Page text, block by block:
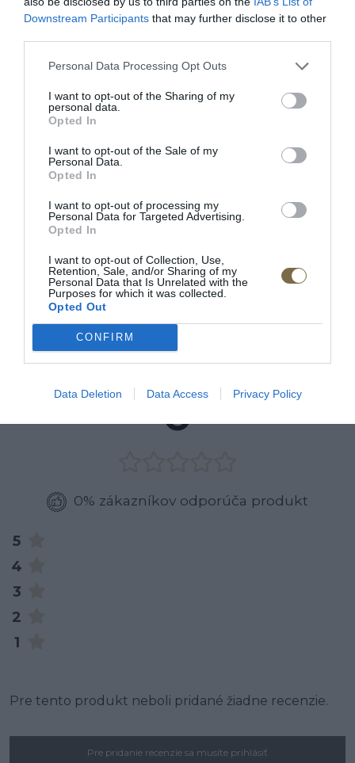
Downstream Participants that may further disclose it to other
Personal Data Processing Opt Outs
I want to opt-out of the Sharing of my
personal data.
Opted In
I want to opt-out of the Sale of my
Personal Data.
Opted In
I want to opt-out of processing my
Personal Data for Targeted Advertising.
Opted In
I want to opt-out of Collection, Use,
Retention, Sale, and/or Sharing of my
Personal Data that Is Unrelated with the
Purposes for which it was collected.
Opted Out
CONFIRM
Data Deletion Data Access Privacy Policy
Be comfy v koži
Látková rohová sedačka
POPIS PRODUKTU
Šírka: 51 cm
Výška: 82 cm
Doba dodania: 4-5 týždňov
Materiál:masívne drevo/ dyhovaná vrchná doska
Výrobca: MEBIN
RECENZIE
0
0% zákazníkov odporúča produkt
5
4
3
2
1
Pre tento produkt neboli pridané žiadne recenzie.
Pre pridanie recenzie sa musíte prihlásiť